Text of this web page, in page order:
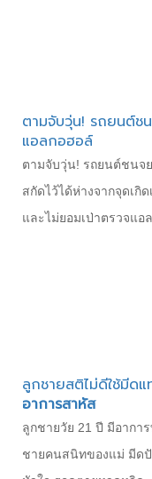
ตามจับวุ่น! รถยนต์ช
แอลกอฮอล์
ตามจับวุ่น! รถยนต์ชนจ
สกัดไว้ได้ห่างจากจุดเกิ
และไม่ยอมเป่าตรวจแอ
ลูกชายสติไม่ดีใช้มีด
อาการสาหัส
ลูกชายวัย 21 ปี มีอากา
ชายคนสนิทของแม่ มีด